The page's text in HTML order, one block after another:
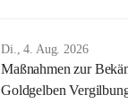
Di., 4. Aug. 2026
Maßnahmen zur
Goldgelben